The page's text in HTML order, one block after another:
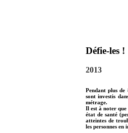
Défie-les !
2013
Pendant plus de
sont investis
métrage.
Il est à noter que
état de santé
atteintes de
les personnes en